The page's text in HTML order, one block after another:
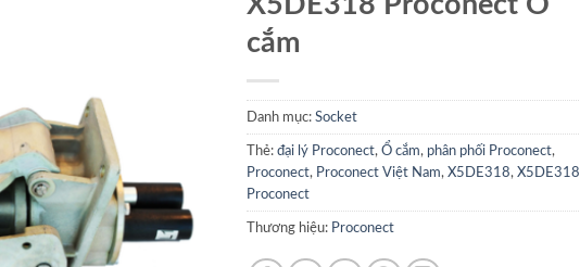
cắm
Danh mục: Socket
Thẻ: đại lý Proconect, Ổ cắm, phân phối Proconect,
Proconect, Proconect Việt Nam, X5DE318, X5DE318
Proconect
Thương hiệu: Proconect